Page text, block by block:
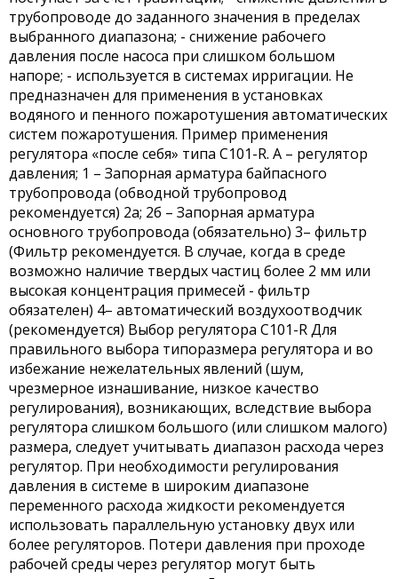
трубопроводе до заданного значения в пределах
выбранного диапазона; - снижение рабочего
давления после насоса при слишком большом
напоре; - используется в системах ирригации. Не
предназначен для применения в установках
водяного и пенного пожаротушения автоматических
систем пожаротушения. Пример применения
регулятора «после себя» типа C101-R. A – регулятор
давления; 1 – Запорная арматура байпасного
трубопровода (обводной трубопровод
рекомендуется) 2а; 2б – Запорная арматура
основного трубопровода (обязательно) 3– фильтр
(Фильтр рекомендуется. В случае, когда в среде
возможно наличие твердых частиц более 2 мм или
высокая концентрация примесей - фильтр
обязателен) 4– автоматический воздухоотводчик
(рекомендуется) Выбор регулятора С101-R Для
правильного выбора типоразмера регулятора и во
избежание нежелательных явлений (шум,
чрезмерное изнашивание, низкое качество
регулирования), возникающих, вследствие выбора
регулятора слишком большого (или слишком малого)
размера, следует учитывать диапазон расхода через
регулятор. При необходимости регулирования
давления в системе в широким диапазоне
переменного расхода жидкости рекомендуется
использовать параллельную установку двух или
более регуляторов. Потери давления при проходе
рабочей среды через регулятор могут быть